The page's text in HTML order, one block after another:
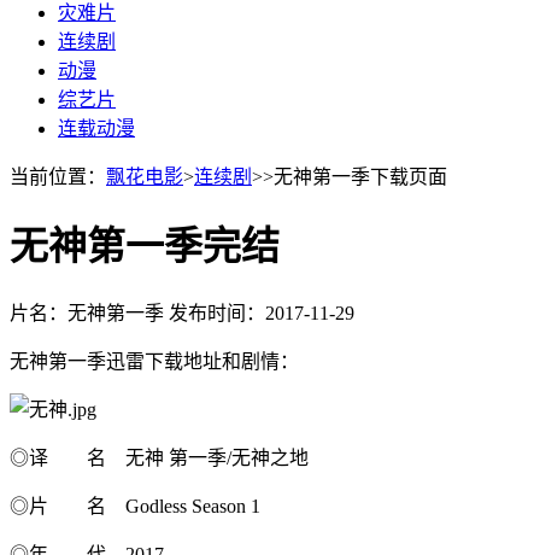
灾难片
连续剧
动漫
综艺片
连载动漫
当前位置： 飘花电影>连续剧 >>无神第一季下载页面
无神第一季完结
片名：无神第一季 发布时间：2017-11-29
无神第一季迅雷下载地址和剧情：
◎译 名 无神 第一季/无神之地
◎片 名 Godless Season 1